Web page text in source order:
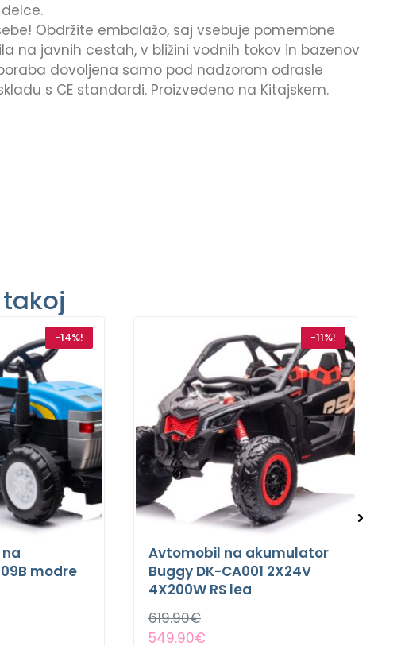
Obdržite embalažo, saj vsebuje pomembne
na javnih cestah, v bližini vodnih tokov in bazenov
dovoljena samo pod nadzorom odrasle
s CE standardi. Proizvedeno na Kitajskem.
-14%!
modre
-11%!
Avtomobil na akumulator
Buggy DK-CA001 2X24V
4X200W RS lea
619.90€
549.90€